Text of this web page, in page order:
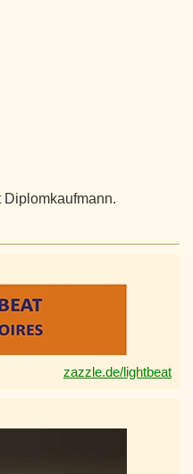
Diplomkaufmann.
zazzle.de/lightbeat